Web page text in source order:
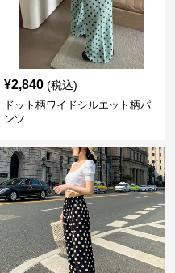
¥2,840 (税込)
ドット柄ワイドシルエット柄パ
ンツ